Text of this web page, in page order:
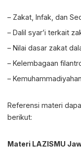
– Zakat, Infak, dan
– Dalil syar’i terkait
– Nilai dasar zakat
– Kelembagaan
–
Referensi materi
berikut:
Materi LAZISMU